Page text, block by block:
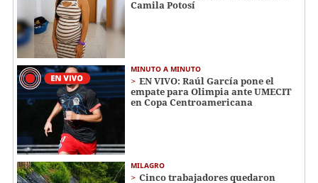
Camila Potosí
MINUTO A MINUTO
EN VIVO: Raúl García pone el
empate para Olimpia ante UMECIT
en Copa Centroamericana
MILAGRO
Cinco trabajadores quedaron